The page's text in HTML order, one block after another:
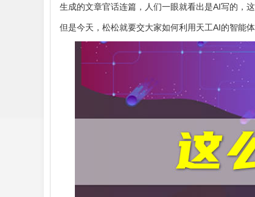
生成的文章官话连篇，人们一眼就看出是AI写的，
但是今天，松松就要交大家如何利用天工AI的智能